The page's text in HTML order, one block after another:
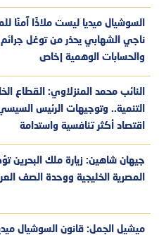
السوشيال ميديا ليست ملاذًا آمنًا
ناجي الشهابي يحذر من توغل جرائم
والحسابات الوهمية |خاص
النائب محمد المنزلاوي: القطاع
التنمية.. وتوجيهات الرئيس
اقتصاد أكثر تنافسية واستدامة
جيهان شاهين: زيارة ملك البحرين
المصرية الخليجية ووحدة الصف
ميشيل الجمل: قانون السوشيال